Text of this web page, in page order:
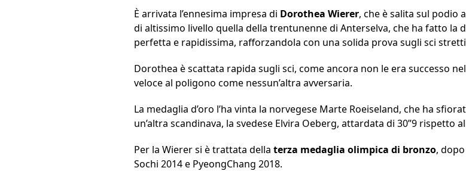
È arrivata l’ennesima impresa di Dorothea Wierer, che è salita sul podio
di altissimo livello quella della trentunenne di Anterselva, che ha fatto la
perfetta e rapidissima, rafforzandola con una solida prova sugli sci
Dorothea è scattata rapida sugli sci, come ancora non le era successo
veloce al poligono come nessun’altra avversaria.
La medaglia d’oro l’ha vinta la norvegese Marte Roeiseland, che ha
un’altra scandinava, la svedese Elvira Oeberg, attardata di 30”9 rispetto
Per la Wierer si è trattata della terza medaglia olimpica di bronzo,
Sochi 2014 e PyeongChang 2018.